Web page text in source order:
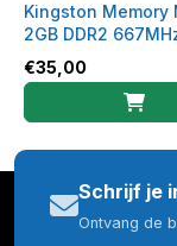
Kingston Memory
2GB DDR2
€35,00
Schrijf je
Ontvang de